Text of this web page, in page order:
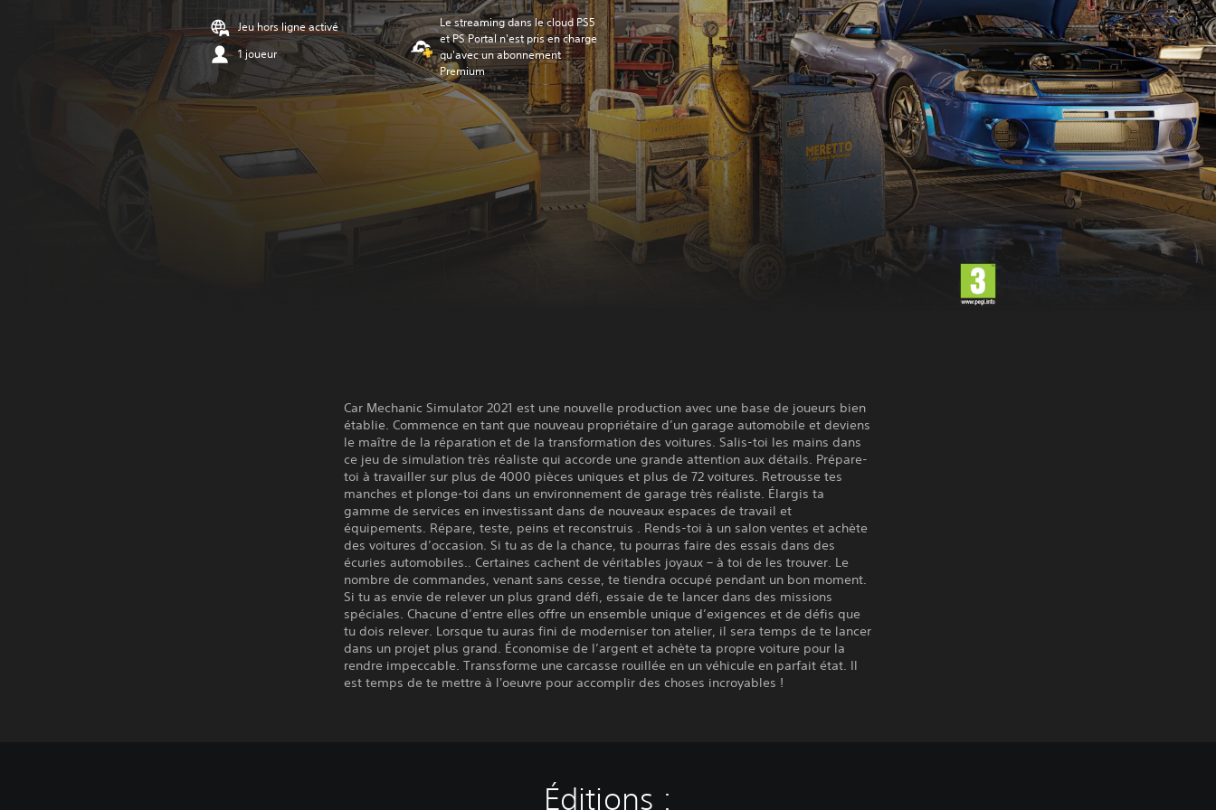
Jeu hors ligne activé
1 joueur
Le streaming dans le cloud PS5
et PS Portal n'est pris en charge
qu'avec un abonnement
Premium
Car Mechanic Simulator 2021 est une nouvelle production avec une base de joueurs bien
établie. Commence en tant que nouveau propriétaire d’un garage automobile et deviens
le maître de la réparation et de la transformation des voitures. Salis-toi les mains dans
ce jeu de simulation très réaliste qui accorde une grande attention aux détails. Prépare-
toi à travailler sur plus de 4000 pièces uniques et plus de 72 voitures. Retrousse tes
manches et plonge-toi dans un environnement de garage très réaliste. Élargis ta
gamme de services en investissant dans de nouveaux espaces de travail et
équipements. Répare, teste, peins et reconstruis . Rends-toi à un salon ventes et achète
des voitures d’occasion. Si tu as de la chance, tu pourras faire des essais dans des
écuries automobiles.. Certaines cachent de véritables joyaux – à toi de les trouver. Le
nombre de commandes, venant sans cesse, te tiendra occupé pendant un bon moment.
Si tu as envie de relever un plus grand défi, essaie de te lancer dans des missions
spéciales. Chacune d’entre elles offre un ensemble unique d’exigences et de défis que
tu dois relever. Lorsque tu auras fini de moderniser ton atelier, il sera temps de te lancer
dans un projet plus grand. Économise de l’argent et achète ta propre voiture pour la
rendre impeccable. Transsforme une carcasse rouillée en un véhicule en parfait état. Il
est temps de te mettre à l'oeuvre pour accomplir des choses incroyables !
Éditions :